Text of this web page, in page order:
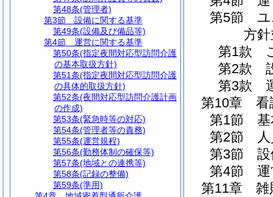
第5節
方
第1款
第2款
第3款
第10章
看
第1節
第2節
第3節
第4節
第11章
雑
第48条(管理者)
第3節
設備に関する基準
第49条(設備及び備品等)
第4節
運営に関する基準
第50条(指定夜間対応型訪問介護
の基本取扱方針)
第51条(指定夜間対応型訪問介護
の具体的取扱方針)
第52条(夜間対応型訪問介護計画
の作成)
第53条(緊急時等の対応)
第54条(管理者等の責務)
第55条(運営規程)
第56条(勤務体制の確保等)
第57条(地域との連携等)
第58条(記録の整備)
第59条(準用)